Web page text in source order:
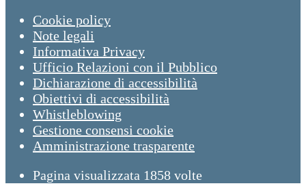
Cookie policy
Note legali
Informativa Privacy
Ufficio Relazioni con il Pubblico
Dichiarazione di accessibilità
Obiettivi di accessibilità
Whistleblowing
Gestione consensi cookie
Amministrazione trasparente
Pagina visualizzata 1858 volte